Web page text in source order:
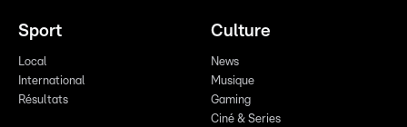
Sport
Local
International
Résultats
Culture
News
Musique
Gaming
Ciné & Series